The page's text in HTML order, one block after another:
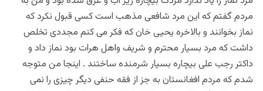
مردم گفتم که این مرد شافعی مذهب است کسی قبول نکرد که
نماز بخوانند و بالاخره یحیی خان که فکر می کنم مجددی تخلص
داشت که مرد بسیار محترم و شریف و‌اهل هرات بود نماز داد و
داکتر رجب علی بیچاره بسیار شرمنده ساختند . اینجا من متوجه
شدم که مردم افغانستان به جز از فقه حنفی دیگر چیزی را نمی